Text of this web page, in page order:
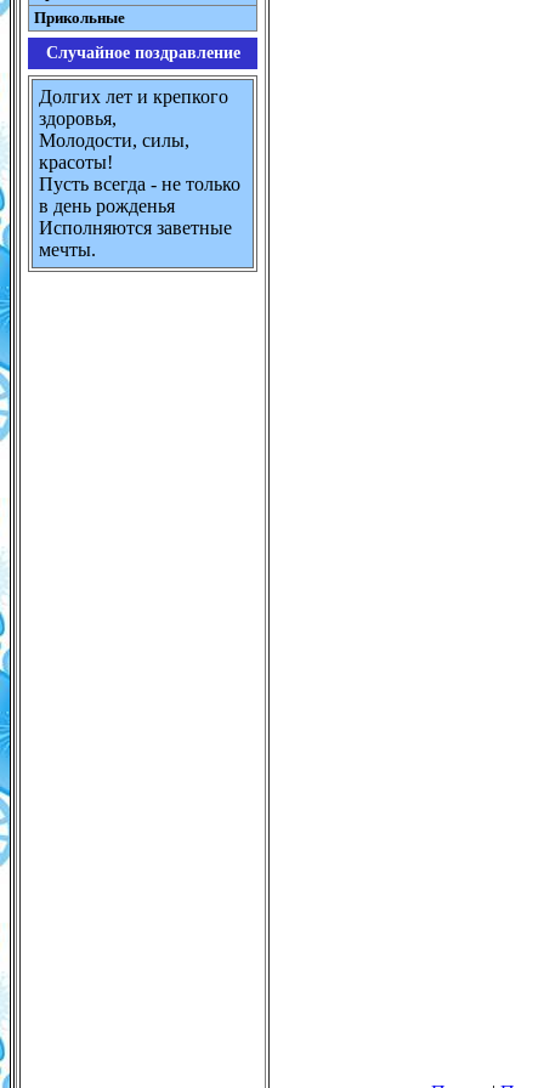
Прикольные
Случайное поздравление
Долгих лет и крепкого
здоровья,
Молодости, силы,
красоты!
Пусть всегда - не только
в день рожденья
Исполняются заветные
мечты.